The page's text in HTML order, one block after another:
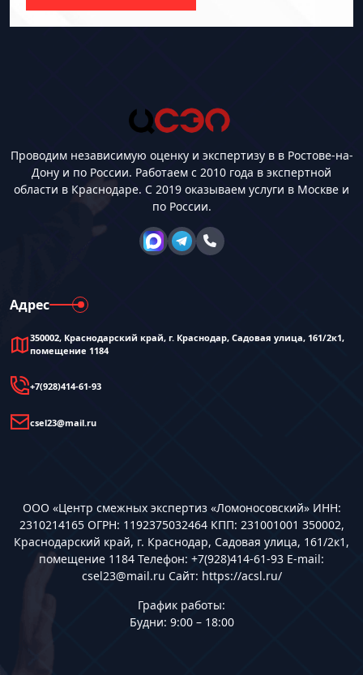
Проводим независимую оценку и экспертизу в в Ростове-на-
Дону и по России. Работаем с 2010 года в экспертной
области в Краснодаре. С 2019 оказываем услуги в Москве и
по России.
Адрес
350002, Краснодарский край, г. Краснодар, Садовая улица, 161/2к1,
помещение 1184
+7(928)414-61-93
csel23@mail.ru
ООО «Центр смежных экспертиз «Ломоносовский» ИНН:
2310214165 ОГРН: 1192375032464 КПП: 231001001 350002,
Краснодарский край, г. Краснодар, Садовая улица, 161/2к1,
помещение 1184 Телефон: +7(928)414-61-93 E-mail:
csel23@mail.ru Сайт: https://acsl.ru/
График работы:
Будни: 9:00 – 18:00